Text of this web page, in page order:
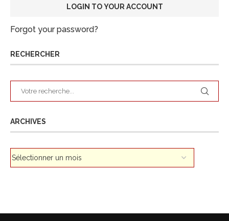
Forgot your password?
RECHERCHER
ARCHIVES